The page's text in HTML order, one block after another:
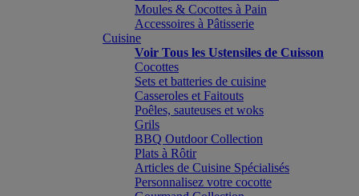
Moules & Cocottes à Pain
Accessoires à Pâtisserie
Cuisine
Voir Tous les Ustensiles de Cuisson
Cocottes
Sets et batteries de cuisine
Casseroles et Faitouts
Poêles, sauteuses et woks
Grils
BBQ Outdoor Collection
Plats à Rôtir
Articles de Cuisine Spécialisés
Personnalisez votre cocotte